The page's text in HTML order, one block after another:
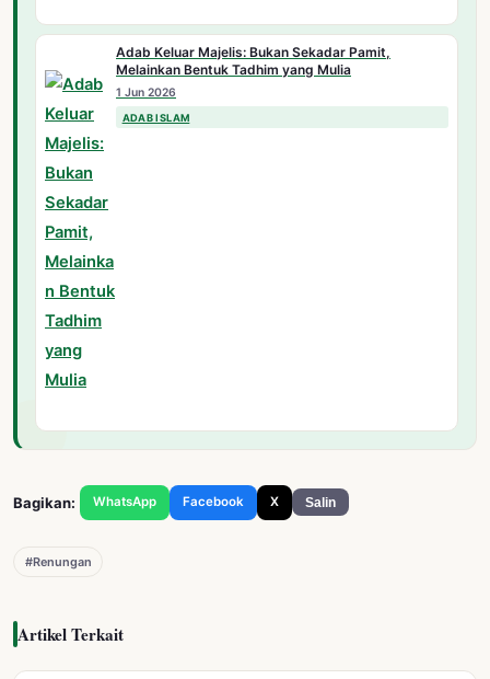
Adab Keluar Majelis: Bukan Sekadar Pamit,
Melainkan Bentuk Tadhim yang Mulia
1 Jun 2026
ADAB ISLAM
Bagikan: WhatsApp Facebook X Salin
#Renungan
Artikel Terkait